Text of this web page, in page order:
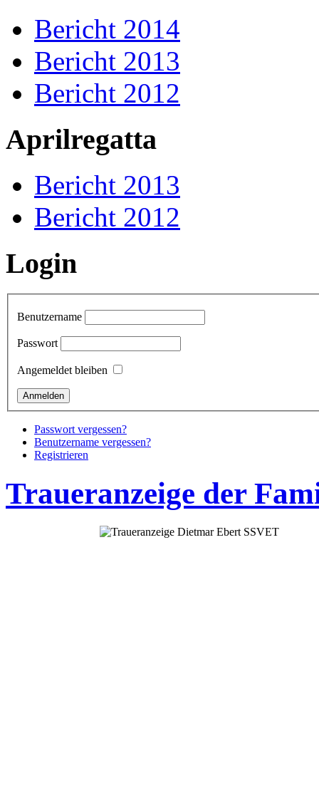
Bericht 2014
Bericht 2013
Bericht 2012
Aprilregatta
Bericht 2013
Bericht 2012
Login
Benutzername
Passwort
Angemeldet bleiben
Passwort vergessen?
Benutzername vergessen?
Registrieren
Traueranzeige der